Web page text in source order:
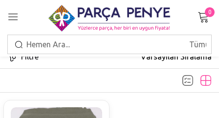
0
Filtre Varsayılan Sıralama
Giriş Yap